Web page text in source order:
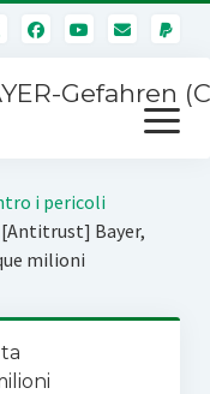
Gefahren
Menü
öffnen
i pericoli
[Antitrust] Bayer,
milioni